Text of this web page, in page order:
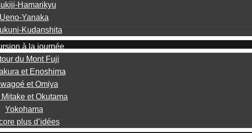
Hamarikyu
Ueno-Yanaka
Kudanshita
à la journée
du Mont Fuji
et Enoshima
et Omiya
et Okutama
Yokohama
plus d’idées